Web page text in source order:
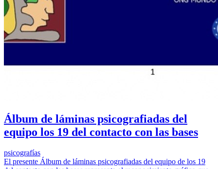
Álbum de láminas psicografiadas del
equipo los 19 del contacto con las bases
psicografías
El presente Álbum de láminas psicografiadas del equipo de los 19